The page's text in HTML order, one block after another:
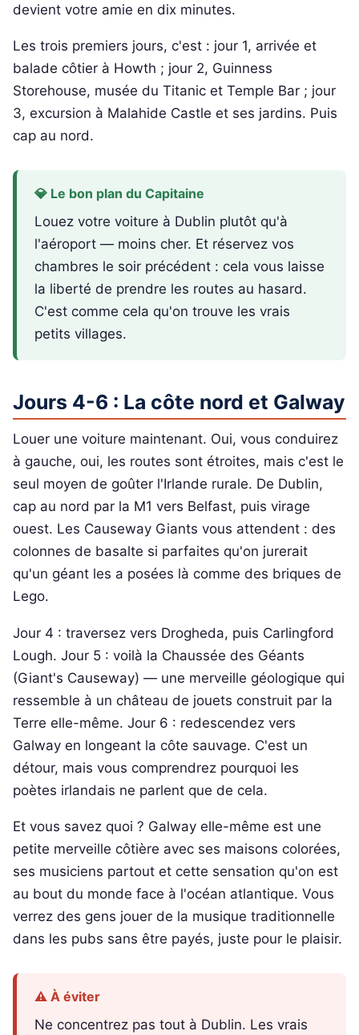
devient votre amie en dix minutes.
Les trois premiers jours, c'est : jour 1, arrivée et
balade côtier à Howth ; jour 2, Guinness
Storehouse, musée du Titanic et Temple Bar ; jour
3, excursion à Malahide Castle et ses jardins. Puis
cap au nord.
💎 Le bon plan du Capitaine
Louez votre voiture à Dublin plutôt qu'à
l'aéroport — moins cher. Et réservez vos
chambres le soir précédent : cela vous laisse
la liberté de prendre les routes au hasard.
C'est comme cela qu'on trouve les vrais
petits villages.
Jours 4-6 : La côte nord et Galway
Louer une voiture maintenant. Oui, vous conduirez
à gauche, oui, les routes sont étroites, mais c'est le
seul moyen de goûter l'Irlande rurale. De Dublin,
cap au nord par la M1 vers Belfast, puis virage
ouest. Les Causeway Giants vous attendent : des
colonnes de basalte si parfaites qu'on jurerait
qu'un géant les a posées là comme des briques de
Lego.
Jour 4 : traversez vers Drogheda, puis Carlingford
Lough. Jour 5 : voilà la Chaussée des Géants
(Giant's Causeway) — une merveille géologique qui
ressemble à un château de jouets construit par la
Terre elle-même. Jour 6 : redescendez vers
Galway en longeant la côte sauvage. C'est un
détour, mais vous comprendrez pourquoi les
poètes irlandais ne parlent que de cela.
Et vous savez quoi ? Galway elle-même est une
petite merveille côtière avec ses maisons colorées,
ses musiciens partout et cette sensation qu'on est
au bout du monde face à l'océan atlantique. Vous
verrez des gens jouer de la musique traditionnelle
dans les pubs sans être payés, juste pour le plaisir.
⚠️ À éviter
Ne concentrez pas tout à Dublin. Les vrais